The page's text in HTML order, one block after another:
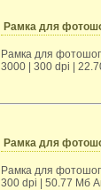
Рамка для
Рамка для
3000 | 300 dpi |
Рамка для
Рамка для
300 dpi | 50.77 Мб